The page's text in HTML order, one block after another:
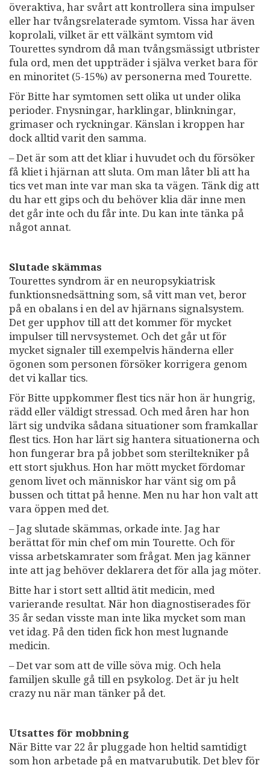
överaktiva, har svårt att kontrollera sina impulser
eller har tvångsrelaterade symtom. Vissa har även
koprolali, vilket är ett välkänt symtom vid
Tourettes syndrom då man tvångsmässigt utbrister
fula ord, men det uppträder i själva verket bara för
en minoritet (5-15%) av personerna med Tourette.
För Bitte har symtomen sett olika ut under olika
perioder. Fnysningar, harklingar, blinkningar,
grimaser och ryckningar. Känslan i kroppen har
dock alltid varit den samma.
– Det är som att det kliar i huvudet och du försöker
få kliet i hjärnan att sluta. Om man låter bli att ha
tics vet man inte var man ska ta vägen. Tänk dig att
du har ett gips och du behöver klia där inne men
det går inte och du får inte. Du kan inte tänka på
något annat.
Slutade skämmas
Tourettes syndrom är en neuropsykiatrisk
funktionsnedsättning som, så vitt man vet, beror
på en obalans i en del av hjärnans signalsystem.
Det ger upphov till att det kommer för mycket
impulser till nervsystemet. Och det går ut för
mycket signaler till exempelvis händerna eller
ögonen som personen försöker korrigera genom
det vi kallar tics.
För Bitte uppkommer flest tics när hon är hungrig,
rädd eller väldigt stressad. Och med åren har hon
lärt sig undvika sådana situationer som framkallar
flest tics. Hon har lärt sig hantera situationerna och
hon fungerar bra på jobbet som steriltekniker på
ett stort sjukhus. Hon har mött mycket fördomar
genom livet och människor har vänt sig om på
bussen och tittat på henne. Men nu har hon valt att
vara öppen med det.
– Jag slutade skämmas, orkade inte. Jag har
berättat för min chef om min Tourette. Och för
vissa arbetskamrater som frågat. Men jag känner
inte att jag behöver deklarera det för alla jag möter.
Bitte har i stort sett alltid ätit medicin, med
varierande resultat. När hon diagnostiserades för
35 år sedan visste man inte lika mycket som man
vet idag. På den tiden fick hon mest lugnande
medicin.
– Det var som att de ville söva mig. Och hela
familjen skulle gå till en psykolog. Det är ju helt
crazy nu när man tänker på det.
Utsattes för mobbning
När Bitte var 22 år pluggade hon heltid samtidigt
som hon arbetade på en matvarubutik. Det blev för